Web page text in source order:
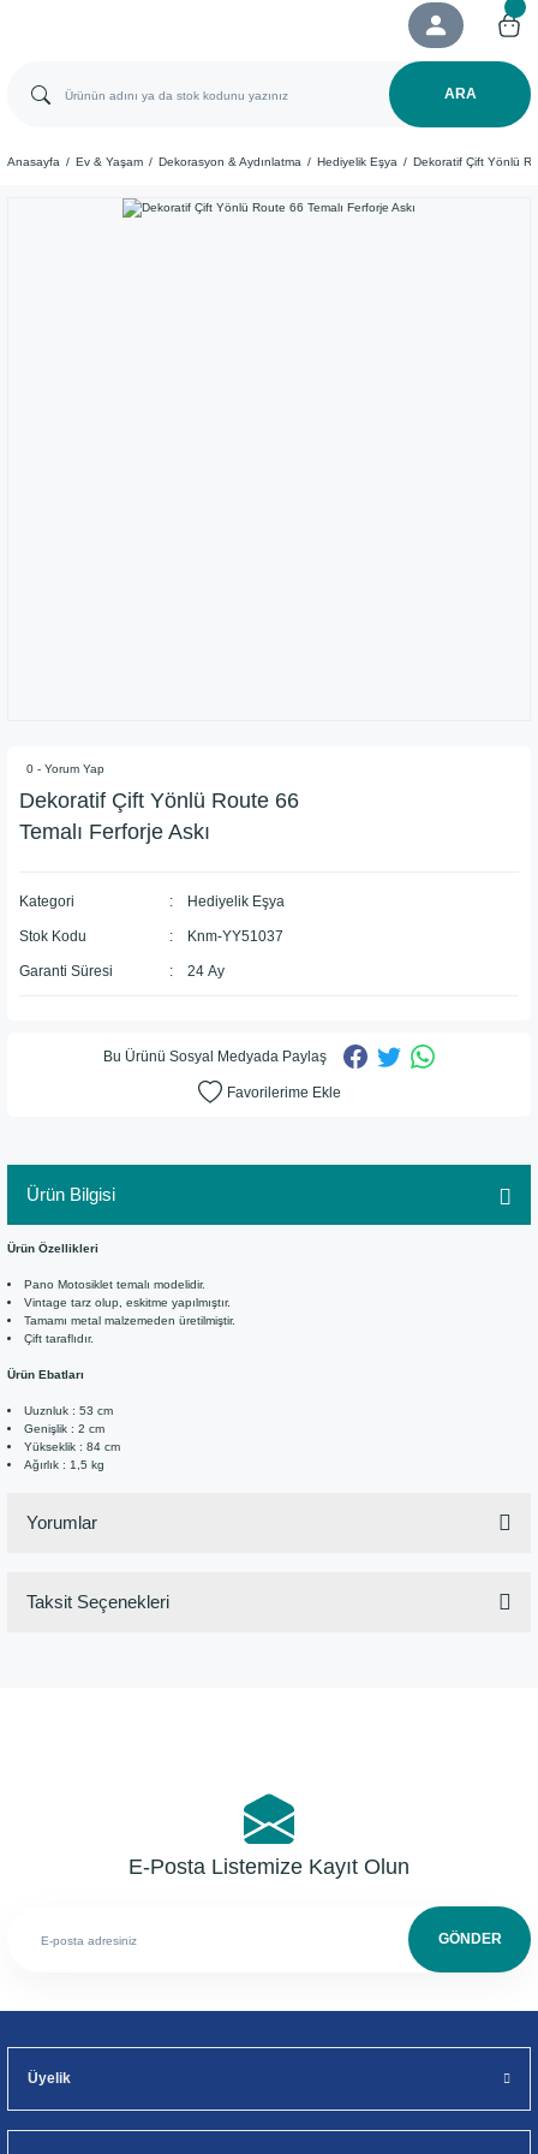
ARA
Anasayfa Ev & Yaşam Dekorasyon & Aydınlatma Hediyelik Eşya Dekoratif Çift Yönlü
0 - Yorum Yap
Dekoratif Çift Yönlü Route 66
Temalı Ferforje Askı
Kategori Hediyelik Eşya
Stok Kodu Knm-YY51037
Garanti Süresi 24 Ay
Bu Ürünü Sosyal Medyada Paylaş
Ürün Bilgisi
Ürün Özellikleri
Pano Motosiklet temalı modelidir.
Vintage tarz olup, eskitme yapılmıştır.
Tamamı metal malzemeden üretilmiştir.
Çift taraflıdır.
Ürün Ebatları
Uuznluk : 53 cm
Genişlik : 2 cm
Yükseklik : 84 cm
Ağırlık : 1,5 kg
Yorumlar
Taksit Seçenekleri
E-Posta Listemize Kayıt Olun
GÖNDER
Üyelik